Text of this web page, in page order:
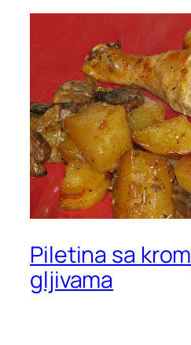
Piletina sa
gljivama